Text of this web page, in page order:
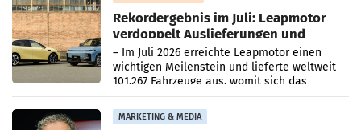
Rekordergebnis im Juli: Leapmotor
verdoppelt Auslieferungen und
überschreitet die 100.000er-Marke
– Im Juli 2026 erreichte Leapmotor einen
wichtigen Meilenstein und lieferte weltweit
101.267 Fahrzeuge aus, womit sich das
Ergebnis gegenüber Juli 2025 mehr als
verdoppelte (+102
MARKETING & MEDIA